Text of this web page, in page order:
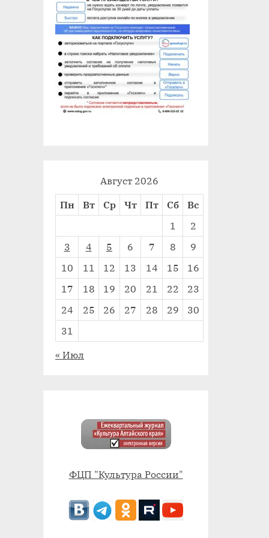
Август 2026
Пн
Вт Ср Чт Пт Сб
Вс
1
2
3
4 5 6 7 8
9
10
11 12 13 14 15
16
17
18 19 20 21 22
23
24
25 26 27 28 29
30
31
« Июл
ФЦП "Культура России"